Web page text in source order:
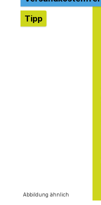
Tipp
Abbildung ähnlich